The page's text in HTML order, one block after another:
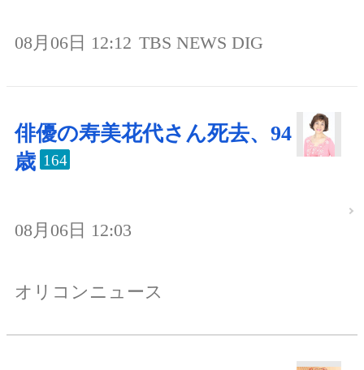
08月06日 12:12 TBS NEWS DIG
俳優の寿美花代さん死去、94
歳 164
08月06日 12:03
オリコンニュース